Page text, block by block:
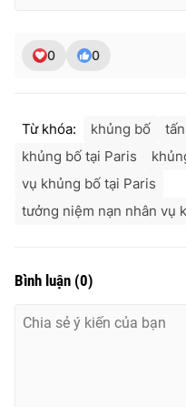
thông tin từ website này.
0 0
Từ khóa: khủng bố
khủng bố tại Paris
vụ khủng bố tại Paris
tưởng niệm nạn nhân vụ
Bình luận (0)